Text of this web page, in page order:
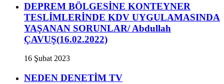
DEPREM BÖLGESİNE KONTEYNER
TESLİMLERİNDE KDV UYGULAMASINDA
YAŞANAN SORUNLAR/ Abdullah
ÇAVUŞ(16.02.2022)
16 Şubat 2023
NEDEN DENETİM TV